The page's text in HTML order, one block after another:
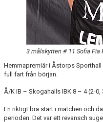
3 målskytten # 11 Sofia Fia
Hemmapremiär i Åstorps
full fart från början.
Å/K IB – Skogahalls IBK 8 – 4 (2-0,
En riktigt bra start i matchen och
perioden. Det var ett revansch